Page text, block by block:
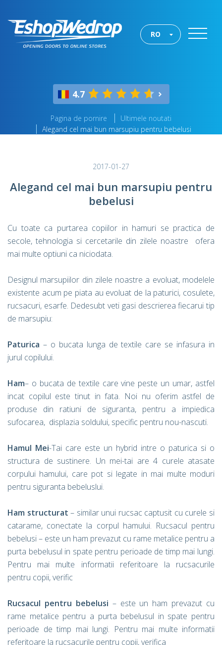
RO
4.7
Pagina de pornire
Ultimele noutati
Alegand cel mai bun marsupiu pentru bebelusi
2017-01-27
Alegand cel mai bun marsupiu pentru
bebelusi
Cu toate ca purtarea copiilor in hamuri se practica de
secole, tehnologia si cercetarile din zilele noastre ofera
mai multe optiuni ca niciodata.
Designul marsupiilor din zilele noastre a evoluat, modelele
existente acum pe piata au evoluat de la paturici, cosulete,
rucsacuri, esarfe. Dedesubt veti gasi descrierea fiecarui tip
de marsupiu:
Paturica – o bucata lunga de textile care se infasura in
jurul copilului.
Ham– o bucata de textile care vine peste un umar, astfel
incat copilul este tinut in fata. Noi nu oferim astfel de
produse din ratiuni de siguranta, pentru a impiedica
sufocarea, displazia soldului, specific pentru nou-nascuti.
Hamul Mei-Tai care este un hybrid intre o paturica si o
structura de sustinere. Un mei-tai are 4 curele atasate
corpului hamului, care pot si legate in mai multe moduri
pentru siguranta bebeluslui.
Ham structurat – similar unui rucsac captusit cu curele si
catarame, conectate la corpul hamului. Rucsacul pentru
bebelusi – este un ham prevazut cu rame metalice pentru a
purta bebelusul in spate pentru perioade de timp mai lungi.
Pentru mai multe informatii referitoare la rucsacurile
pentru copii, verific
Rucsacul pentru bebelusi – este un ham prevazut cu
rame metalice pentru a purta bebelusul in spate pentru
perioade de timp mai lungi. Pentru mai multe informatii
referitoare la rucsacurile pentru copii, verifica